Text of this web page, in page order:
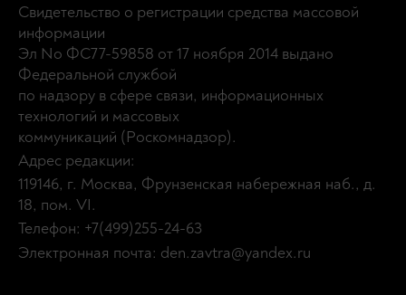
Свидетельство о регистрации средства массовой
информации
Эл No ФС77-59858 от 17 ноября 2014 выдано
Федеральной службой
по надзору в сфере связи, информационных
технологий и массовых
коммуникаций (Роскомнадзор).
Адрес редакции:
119146, г. Москва, Фрунзенская набережная наб., д.
18, пом. VI.
Телефон: +7(499)255-24-63
Электронная почта: den.zavtra@yandex.ru